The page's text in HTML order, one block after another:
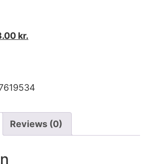
kr.
Reviews (0)